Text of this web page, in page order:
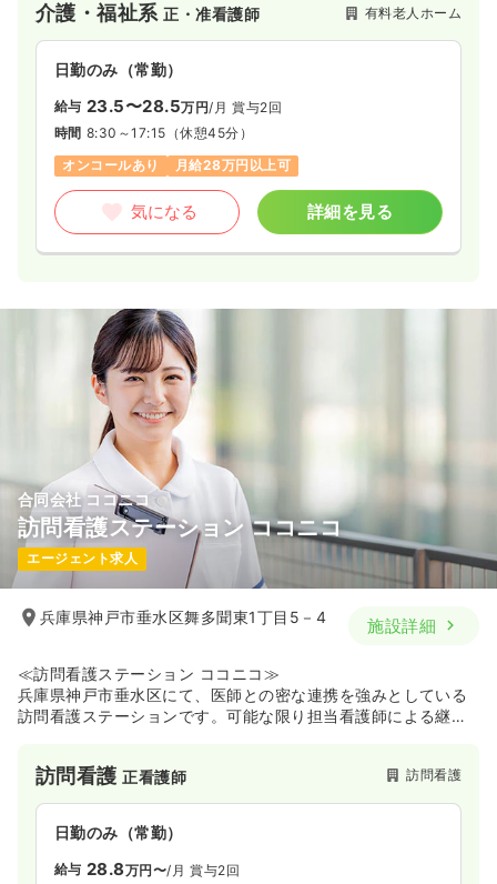
日勤のみ（常勤） 一時募集休止
給与 お問い合わせください
9:00～17:00
日祝休み
4週8休以上 ブランク可
気になる
日勤のみ（パート） 一時募集休止
時間 9:00～17:00
日祝休み
ブランク可
気になる
訪問看護 正看護師 / 管理職 一般＋療養
日勤のみ（常勤） 一時募集休止
給与 31.4〜37.7 万円 賞与3.1ヶ月
月給37万円以上可
気になる
一時募集休止
27.6〜32.7
※一例
実践しています。医療面では隣接する「ハートランドらいふク
リニック」の医師が毎日訪問する等、緊密な連携体制が構築さ
れているため、緊急時や医療的な相談も迅速に行える環境で
す。働くスタッフにとっても安心感があり、施設内に事業所内
保育所が完備されているため、子育て中の方も仕事と家庭を両
立しやすい職場です。また、有給休暇の積極的な取得推奨や、
残業がほぼ発生しない勤務体制など、プライベートを大切にし
ながら、地域に根ざした一貫した介護サービスを提供したい方
介護・福祉系正・准看護師 有料老人ホーム
日勤のみ（常勤）
給与 23.5〜28.5万円/月 賞与2回
時間 8:30～17:15 （休憩45分）
オンコールあり
月給28万円以上可
気になる 詳細を見る
合同会社 ココニコ
訪問看護ステーション ココニコ
エージェント求人
兵庫県神戸市垂水区舞多聞東1丁目5－4 施設詳細
≪訪問看護ステーション ココニコ≫
兵庫県神戸市垂水区にて、医師との密な連携を強みとしている
訪問看護ステーションです。可能な限り担当看護師による継続
訪問看護正看護師 訪問看護
日勤のみ（常勤）
給与 28.8万円〜/月 賞与2回